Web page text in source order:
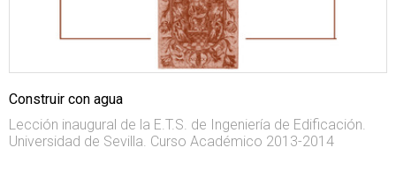
Construir con agua
Lección inaugural de la E.T.S. de Ingeniería de Edificación.
Universidad de Sevilla. Curso Académico 2013-2014